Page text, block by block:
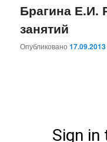
Брагина Е.И.
занятий
Опубликовано17.09.2013